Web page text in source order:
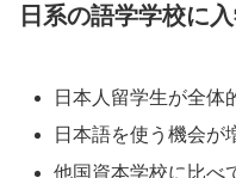
日系の語学学校に
日本人留学生が全体
日本語を使う機会が
他国資本学校に比べ